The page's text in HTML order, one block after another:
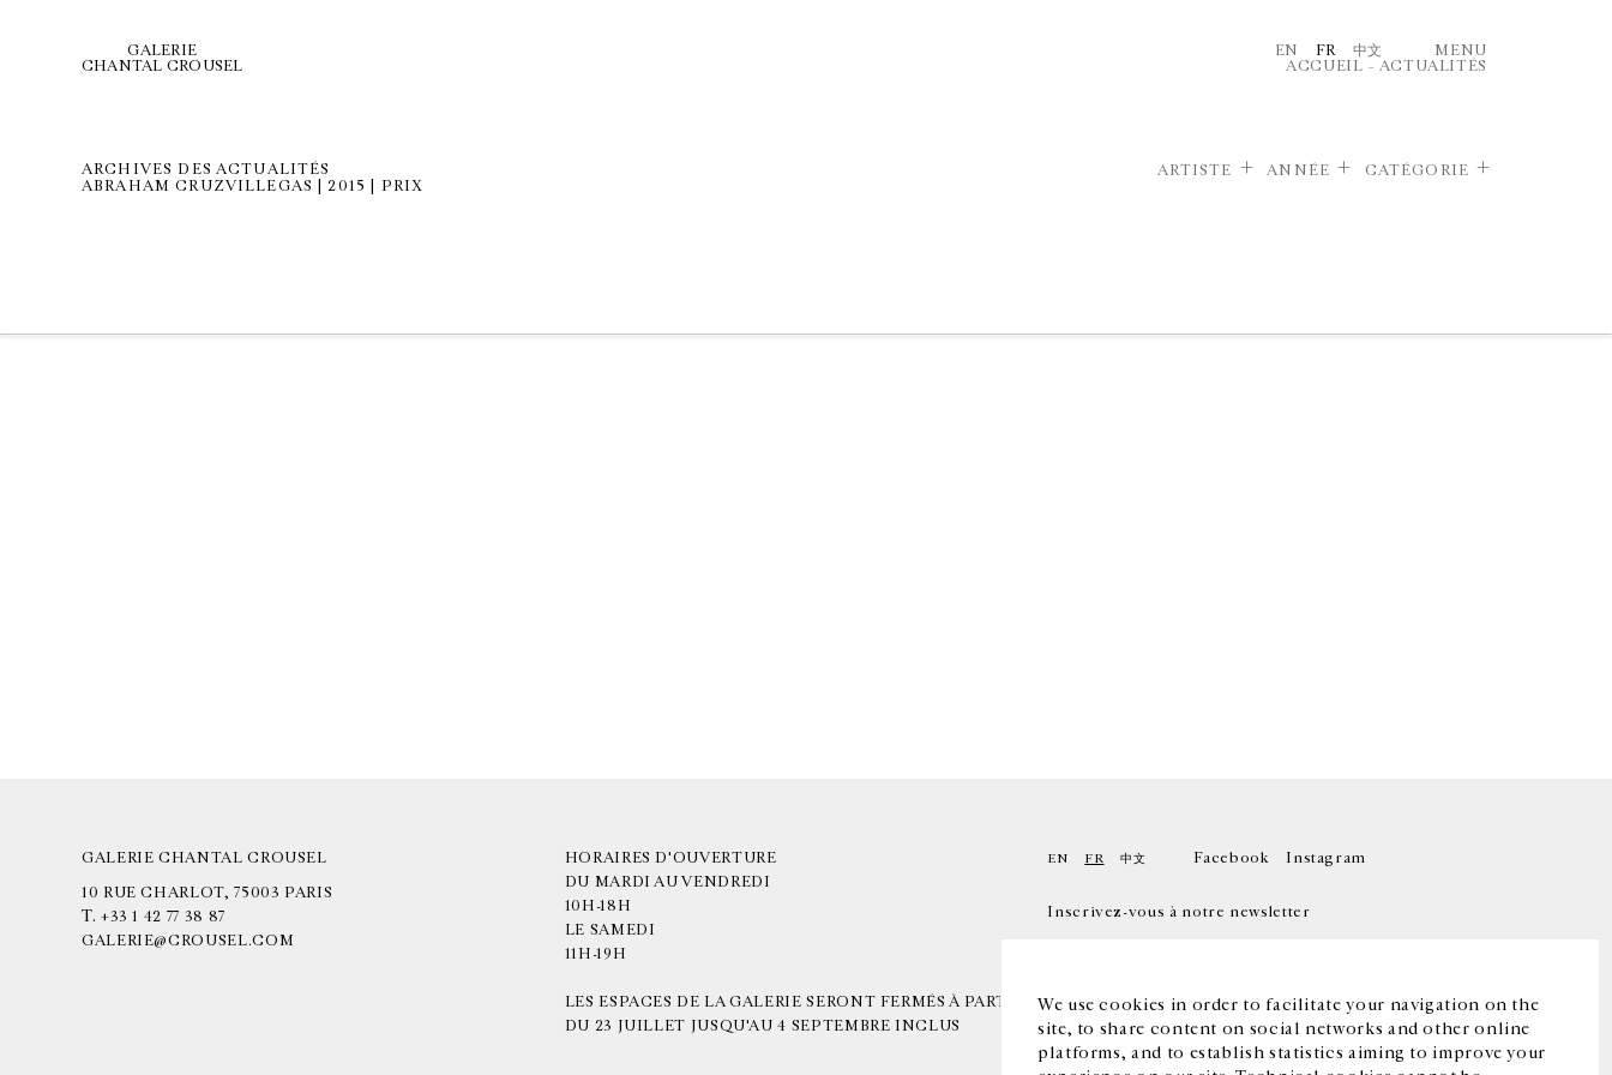
We use cookies in order to facilitate your navigation on the
site, to share content on social networks and other online
platforms, and to establish statistics aiming to improve your
GALERIE
CHANTAL CROUSEL
EN FR 中文
MENU
ACCUEIL – ACTUALITÉS
ARCHIVES DES ACTUALITÉS
ABRAHAM CRUZVILLEGAS | 2015 | PRIX
ARTISTE ANNÉE CATÉGORIE
GALERIE CHANTAL CROUSEL
10 RUE CHARLOT, 75003 PARIS
T. +33 1 42 77 38 87
GALERIE@CROUSEL.COM
HORAIRES D'OUVERTURE
DU MARDI AU VENDREDI
10H-18H
LE SAMEDI
11H-19H
LES ESPACES DE LA GALERIE SERONT FERMÉS À PARTIR
DU 23 JUILLET JUSQU'AU 4 SEPTEMBRE INCLUS
EN FR 中文 Facebook Instagram
Inscrivez-vous à notre newsletter